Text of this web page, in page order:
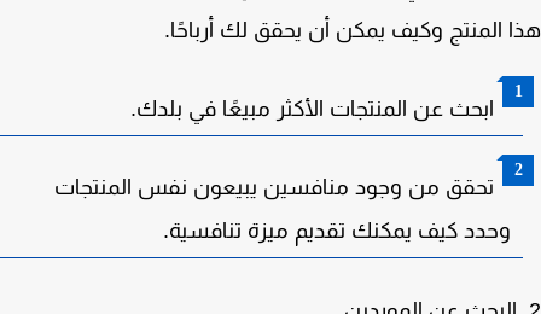
المنتج وكيف يمكن أن يحقق لك أرباحًا.
ابحث عن المنتجات الأكثر مبيعًا في بلدك.
تحقق من وجود منافسين يبيعون نفس المنتجات
وحدد كيف يمكنك تقديم ميزة تنافسية.